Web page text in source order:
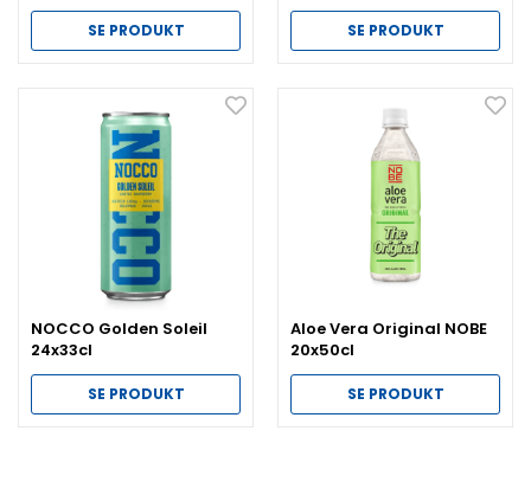
SE PRODUKT SE PRODUKT
NOCCO Golden Soleil
24x33cl
SE PRODUKT
Aloe Vera Original NOBE
20x50cl
SE PRODUKT